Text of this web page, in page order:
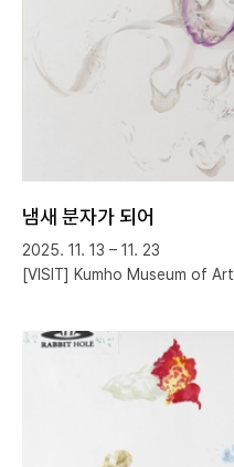
냄새 분자가 되어
2025. 11. 13 – 11. 23
[VISIT] Kumho Museum of Art